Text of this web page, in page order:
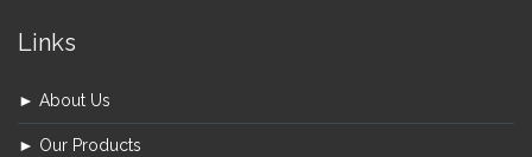
Links
► About Us
► Our Products